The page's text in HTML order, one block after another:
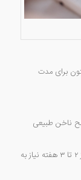
برای مدت
ناخن طبیعی
اگر بخواهید برای مدت طولانی ناخن را نگه دارید بعد از ۲ تا ۳ هفته نیاز به